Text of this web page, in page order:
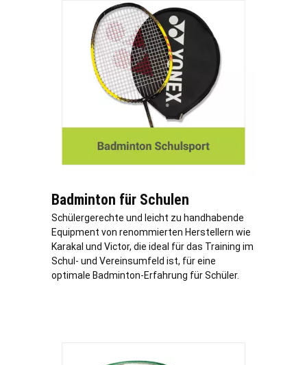
Badminton für Schulen
Schülergerechte und leicht zu handhabende
Equipment von renommierten Herstellern wie
Karakal und Victor, die ideal für das Training im
Schul- und Vereinsumfeld ist, für eine
optimale Badminton-Erfahrung für Schüler.